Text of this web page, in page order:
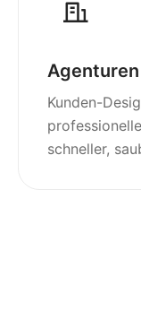
Agenturen
Kunden-
schneller,